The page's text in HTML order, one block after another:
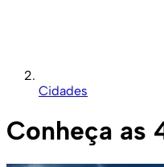
Cidades
Conheça as